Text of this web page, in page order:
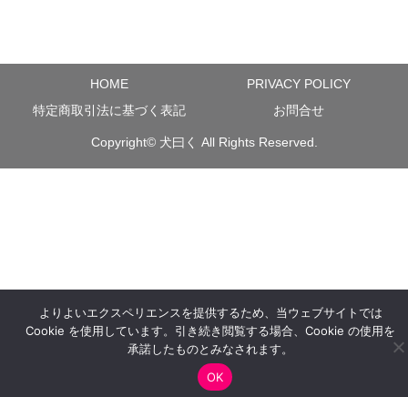
HOME
PRIVACY POLICY
特定商取引法に基づく表記
お問合せ
Copyright© 犬曰く All Rights Reserved.
よりよいエクスペリエンスを提供するため、当ウェブサイトでは
Cookie を使用しています。引き続き閲覧する場合、Cookie の使用を
承諾したものとみなされます。
OK